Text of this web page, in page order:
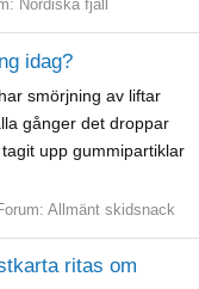
Nordiska fjäll
idag?
smörjning av liftar
gånger det droppar
upp gummipartiklar
Allmänt skidsnack
ritas om